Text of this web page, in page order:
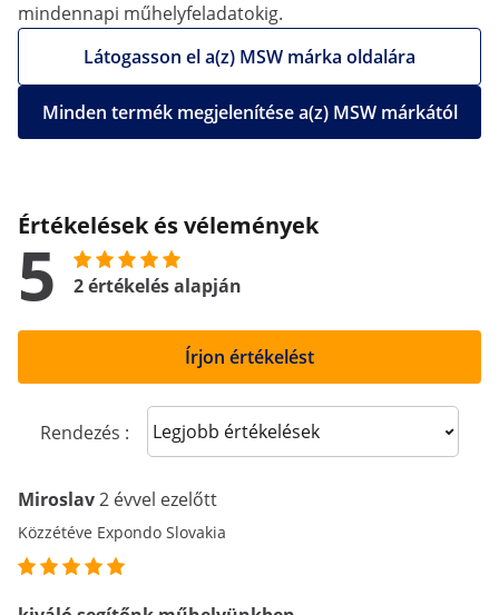
mindennapi műhelyfeladatokig.
Látogasson el a(z) MSW márka oldalára
Minden termék megjelenítése a(z) MSW márkától
Értékelések és vélemények
5 2 értékelés alapján
Írjon értékelést
Rendezés : Sort reviews
Miroslav2 évvel ezelőtt
Közzétéve Expondo Slovakia